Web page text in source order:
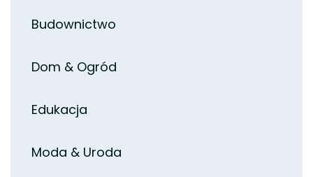
Budownictwo
Dom & Ogród
Edukacja
Moda & Uroda